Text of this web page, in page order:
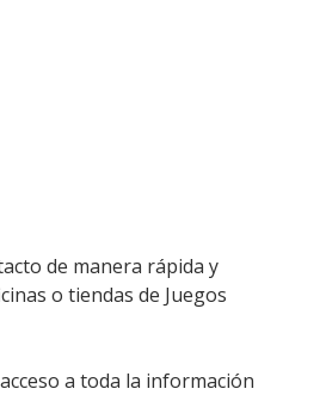
de manera rápida y
o tiendas de Juegos
a toda la información